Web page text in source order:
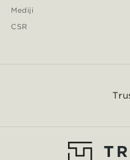
Mediji
CSR